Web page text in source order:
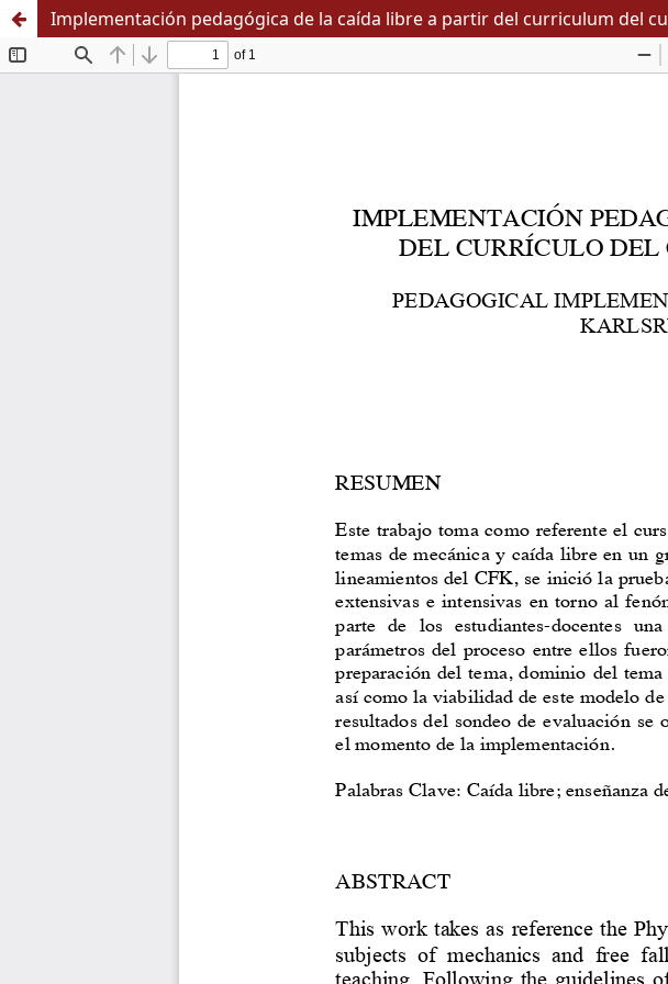
Implementación pedagógica de la caída libre a partir del curriculum del